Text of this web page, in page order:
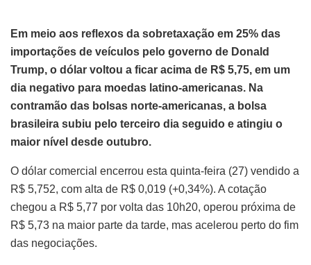
Em meio aos reflexos da sobretaxação em 25% das
importações de veículos pelo governo de Donald
Trump, o dólar voltou a ficar acima de R$ 5,75, em um
dia negativo para moedas latino-americanas. Na
contramão das bolsas norte-americanas, a bolsa
brasileira subiu pelo terceiro dia seguido e atingiu o
maior nível desde outubro.
O dólar comercial encerrou esta quinta-feira (27) vendido a
R$ 5,752, com alta de R$ 0,019 (+0,34%). A cotação
chegou a R$ 5,77 por volta das 10h20, operou próxima de
R$ 5,73 na maior parte da tarde, mas acelerou perto do fim
das negociações.